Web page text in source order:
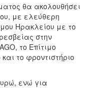
θα ακολουθήσει
με ελεύθερη
Ηρακλείου με το
στην
το Επίτιμο
το φροντιστήριο
ενώ για